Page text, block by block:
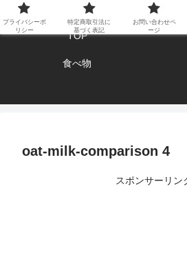
エンジョイ ブロ
TOP
食べ物
oat-milk-comparison 4
スポンサーリン
プライバシーポ
リシー
特定商取引法に
基づく表記
お問い合わせペ
ージ